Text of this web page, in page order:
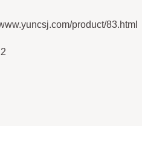
product/83.html